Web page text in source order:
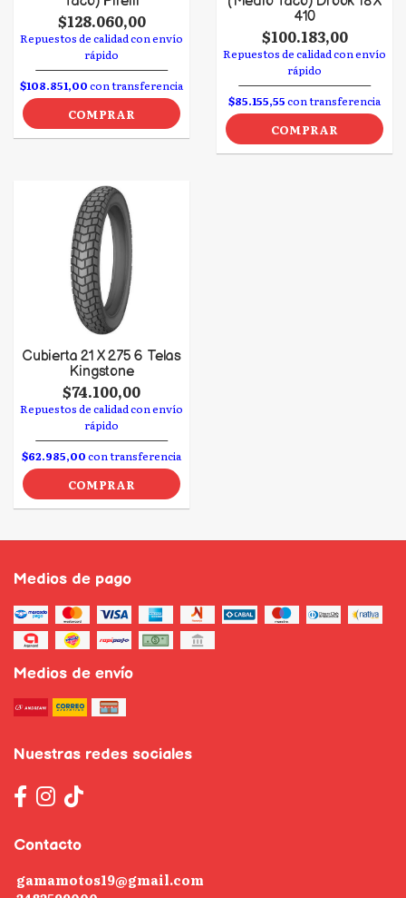
$128.060,00
Repuestos de calidad con envío
rápido
$108.851,00con transferencia
COMPRAR
410
$100.183,00
Repuestos de calidad con envío
rápido
$85.155,55con transferencia
COMPRAR
Cubierta 21 X 275 6 Telas
Kingstone
$74.100,00
Repuestos de calidad con envío
rápido
$62.985,00con transferencia
COMPRAR
Medios de pago
Medios de envío
Nuestras redes sociales
Contacto
gamamotos19@gmail.com